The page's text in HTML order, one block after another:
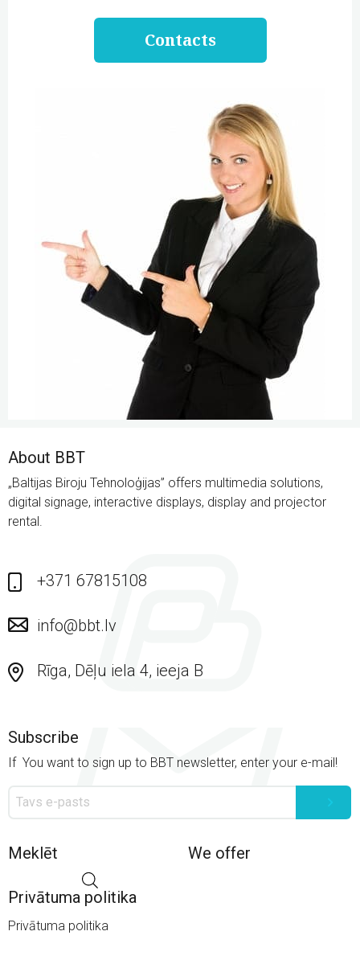
Contacts
About BBT
„Baltijas Biroju Tehnoloģijas” offers multimedia solutions,
digital signage, interactive displays, display and projector
rental.
+371 67815108
info@bbt.lv
Rīga, Dēļu iela 4, ieeja B
Subscribe
If You want to sign up to BBT newsletter, enter your e-mail!
Meklēt
Privātuma politika
Privātuma politika
We offer